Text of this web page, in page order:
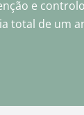
e
total de um